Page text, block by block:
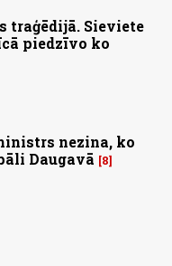
traģēdijā. Sieviete
piedzīvo ko
nezina, ko
Daugavā
8